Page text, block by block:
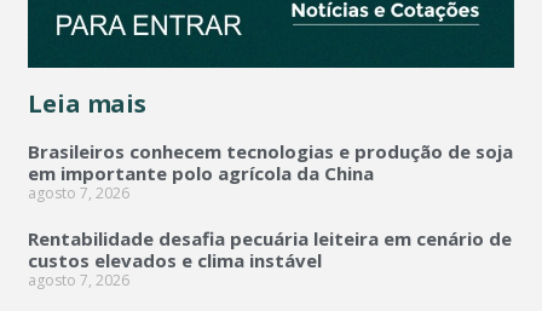
Leia mais
Brasileiros conhecem tecnologias e produção de soja
em importante polo agrícola da China
agosto 7, 2026
Rentabilidade desafia pecuária leiteira em cenário de
custos elevados e clima instável
agosto 7, 2026